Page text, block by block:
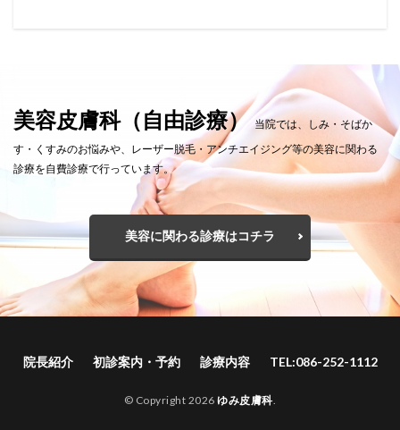
美容皮膚科（自由診療） 当院では、しみ・そばか
す・くすみのお悩みや、レーザー脱毛・アンチエイジング等の美容に関わる
診療を自費診療で行っています。
美容に関わる診療はコチラ
院長紹介 初診案内・予約 診療内容 TEL:086-252-1112
© Copyright 2026ゆみ皮膚科.